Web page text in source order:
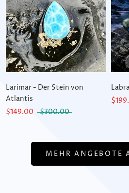
Larimar - Der Stein von
Atlantis
$149.00
$300.00
MEHR ANGEBOTE